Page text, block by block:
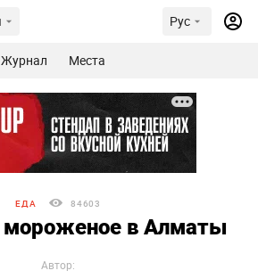
Рус
Журнал Места
ЕДА 84603
мороженое в Алматы
Автор: